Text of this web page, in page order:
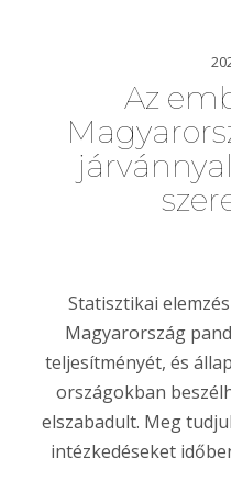
Az
Statisztikai
Magyarország
teljesítményét, és
országokban
elszabadult. Meg
intézkedéseket